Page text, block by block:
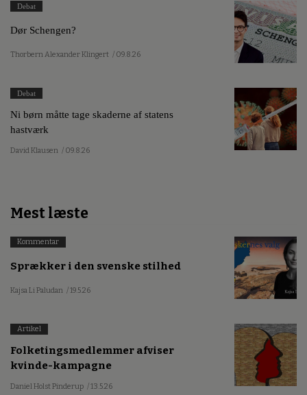
Debat
Dør Schengen?
Thorbern Alexander Klingert / 09.8.26
Debat
Ni børn måtte tage skaderne af statens
hastværk
David Klausen / 09.8.26
Mest læste
Kommentar
Sprækker i den svenske stilhed
Kajsa Li Paludan / 19.5.26
Artikel
Folketingsmedlemmer afviser
kvinde-kampagne
Daniel Holst Pinderup / 13.5.26